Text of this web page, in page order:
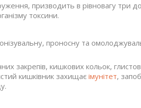
призводить в рівновагу три
токсини.
проносну та
закрепів, кишкових кольок,
кишківник захищає імунітет,